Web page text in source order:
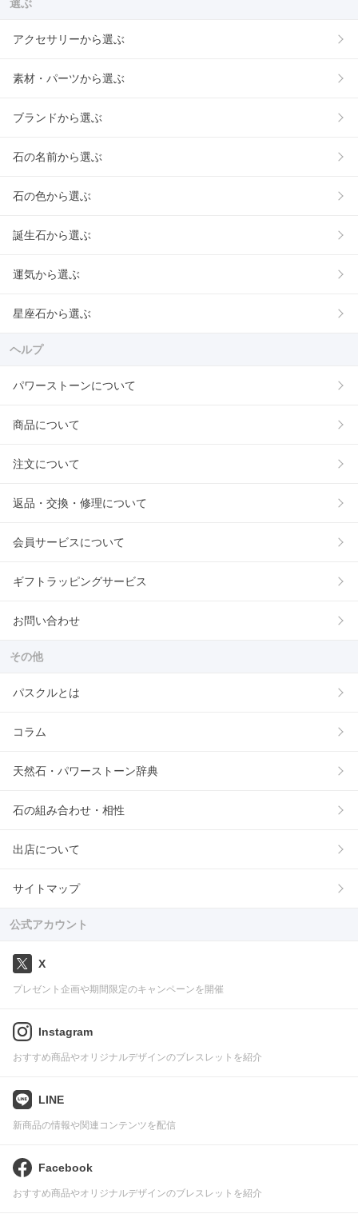
選ぶ
アクセサリーから選ぶ
素材・パーツから選ぶ
ブランドから選ぶ
石の名前から選ぶ
石の色から選ぶ
誕生石から選ぶ
運気から選ぶ
星座石から選ぶ
ヘルプ
パワーストーンについて
商品について
注文について
返品・交換・修理について
会員サービスについて
ギフトラッピングサービス
お問い合わせ
その他
パスクルとは
コラム
天然石・パワーストーン辞典
石の組み合わせ・相性
出店について
サイトマップ
公式アカウント
X
プレゼント企画や期間限定のキャンペーンを開催
Instagram
おすすめ商品やオリジナルデザインのブレスレットを紹介
LINE
新商品の情報や関連コンテンツを配信
Facebook
おすすめ商品やオリジナルデザインのブレスレットを紹介